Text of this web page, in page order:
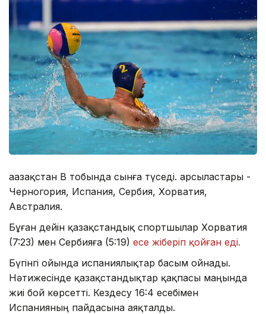
Қаазақстан В тобында сынға түседі. Қарсыластары -
Черногория, Испания, Сербия, Хорватия,
Австралия.
Бұған дейін қазақстандық спортшылар Хорватия
(7:23) мен Сербияға (5:19) есе жіберіп қойған еді.
Бүгінгі ойында испаниялықтар басым ойнады.
Нәтижесінде қазақстандықтар қақпасы маңында
жиі бой көрсетті. Кездесу 16:4 есебімен
Испанияның пайдасына аяқталды.